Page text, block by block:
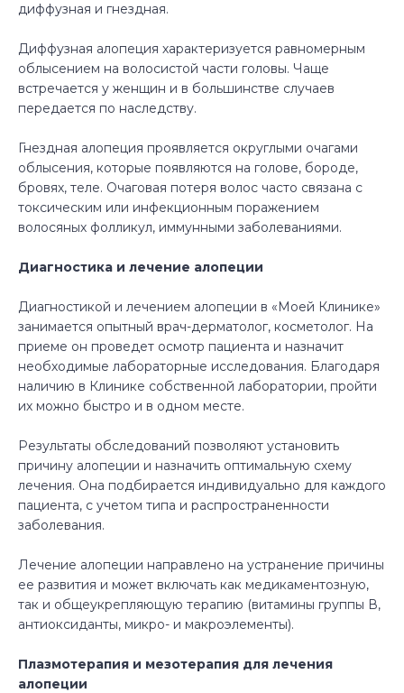
диффузная и гнездная.
Диффузная алопеция характеризуется равномерным
облысением на волосистой части головы. Чаще
встречается у женщин и в большинстве случаев
передается по наследству.
Гнездная алопеция проявляется округлыми очагами
облысения, которые появляются на голове, бороде,
бровях, теле. Очаговая потеря волос часто связана с
токсическим или инфекционным поражением
волосяных фолликул, иммунными заболеваниями.
Диагностика и лечение алопеции
Диагностикой и лечением алопеции в «Моей Клинике»
занимается опытный врач-дерматолог, косметолог. На
приеме он проведет осмотр пациента и назначит
необходимые лабораторные исследования. Благодаря
наличию в Клинике собственной лаборатории, пройти
их можно быстро и в одном месте.
Результаты обследований позволяют установить
причину алопеции и назначить оптимальную схему
лечения. Она подбирается индивидуально для каждого
пациента, с учетом типа и распространенности
заболевания.
Лечение алопеции направлено на устранение причины
ее развития и может включать как медикаментозную,
так и общеукрепляющую терапию (витамины группы В,
антиоксиданты, микро- и макроэлементы).
Плазмотерапия и мезотерапия для лечения
алопеции